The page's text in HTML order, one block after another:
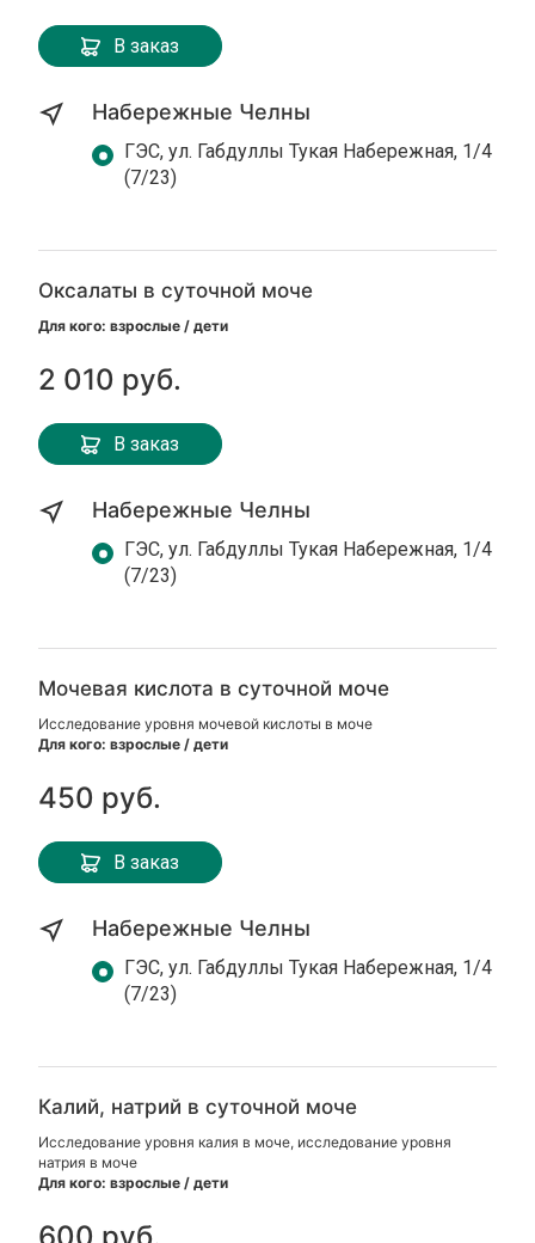
В заказ
Набережные Челны
ГЭС, ул. Габдуллы Тукая Набережная, 1/4
(7/23)
Оксалаты в суточной моче
Для кого: взрослые / дети
2 010 руб.
В заказ
Набережные Челны
ГЭС, ул. Габдуллы Тукая Набережная, 1/4
(7/23)
Мочевая кислота в суточной моче
Исследование уровня мочевой кислоты в моче
Для кого: взрослые / дети
450 руб.
В заказ
Набережные Челны
ГЭС, ул. Габдуллы Тукая Набережная, 1/4
(7/23)
Калий, натрий в суточной моче
Исследование уровня калия в моче, исследование уровня
натрия в моче
Для кого: взрослые / дети